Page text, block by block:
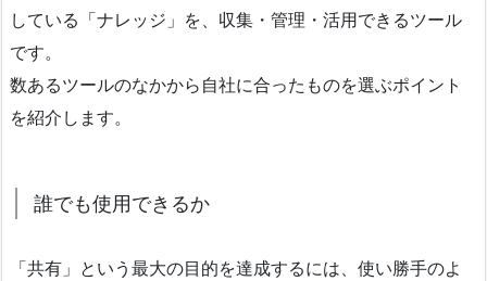
している「ナレッジ」を、収集・管理・活用できるツール
です。
数あるツールのなかから自社に合ったものを選ぶポイント
を紹介します。
誰でも使用できるか
「共有」という最大の目的を達成するには、使い勝手のよ